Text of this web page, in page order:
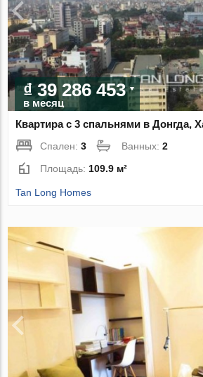
₫ 39 286 453
в месяц
Квартира с 3 спальнями в Донгда,
Спален:3 Ванных:2
Площадь:109.9 м²
Tan Long Homes